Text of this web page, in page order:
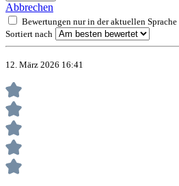
Abbrechen
Bewertungen nur in der aktuellen Sprache
Sortiert nach
12. März 2026 16:41